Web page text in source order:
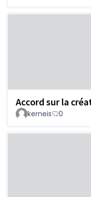
Accord sur la
kerneis 0